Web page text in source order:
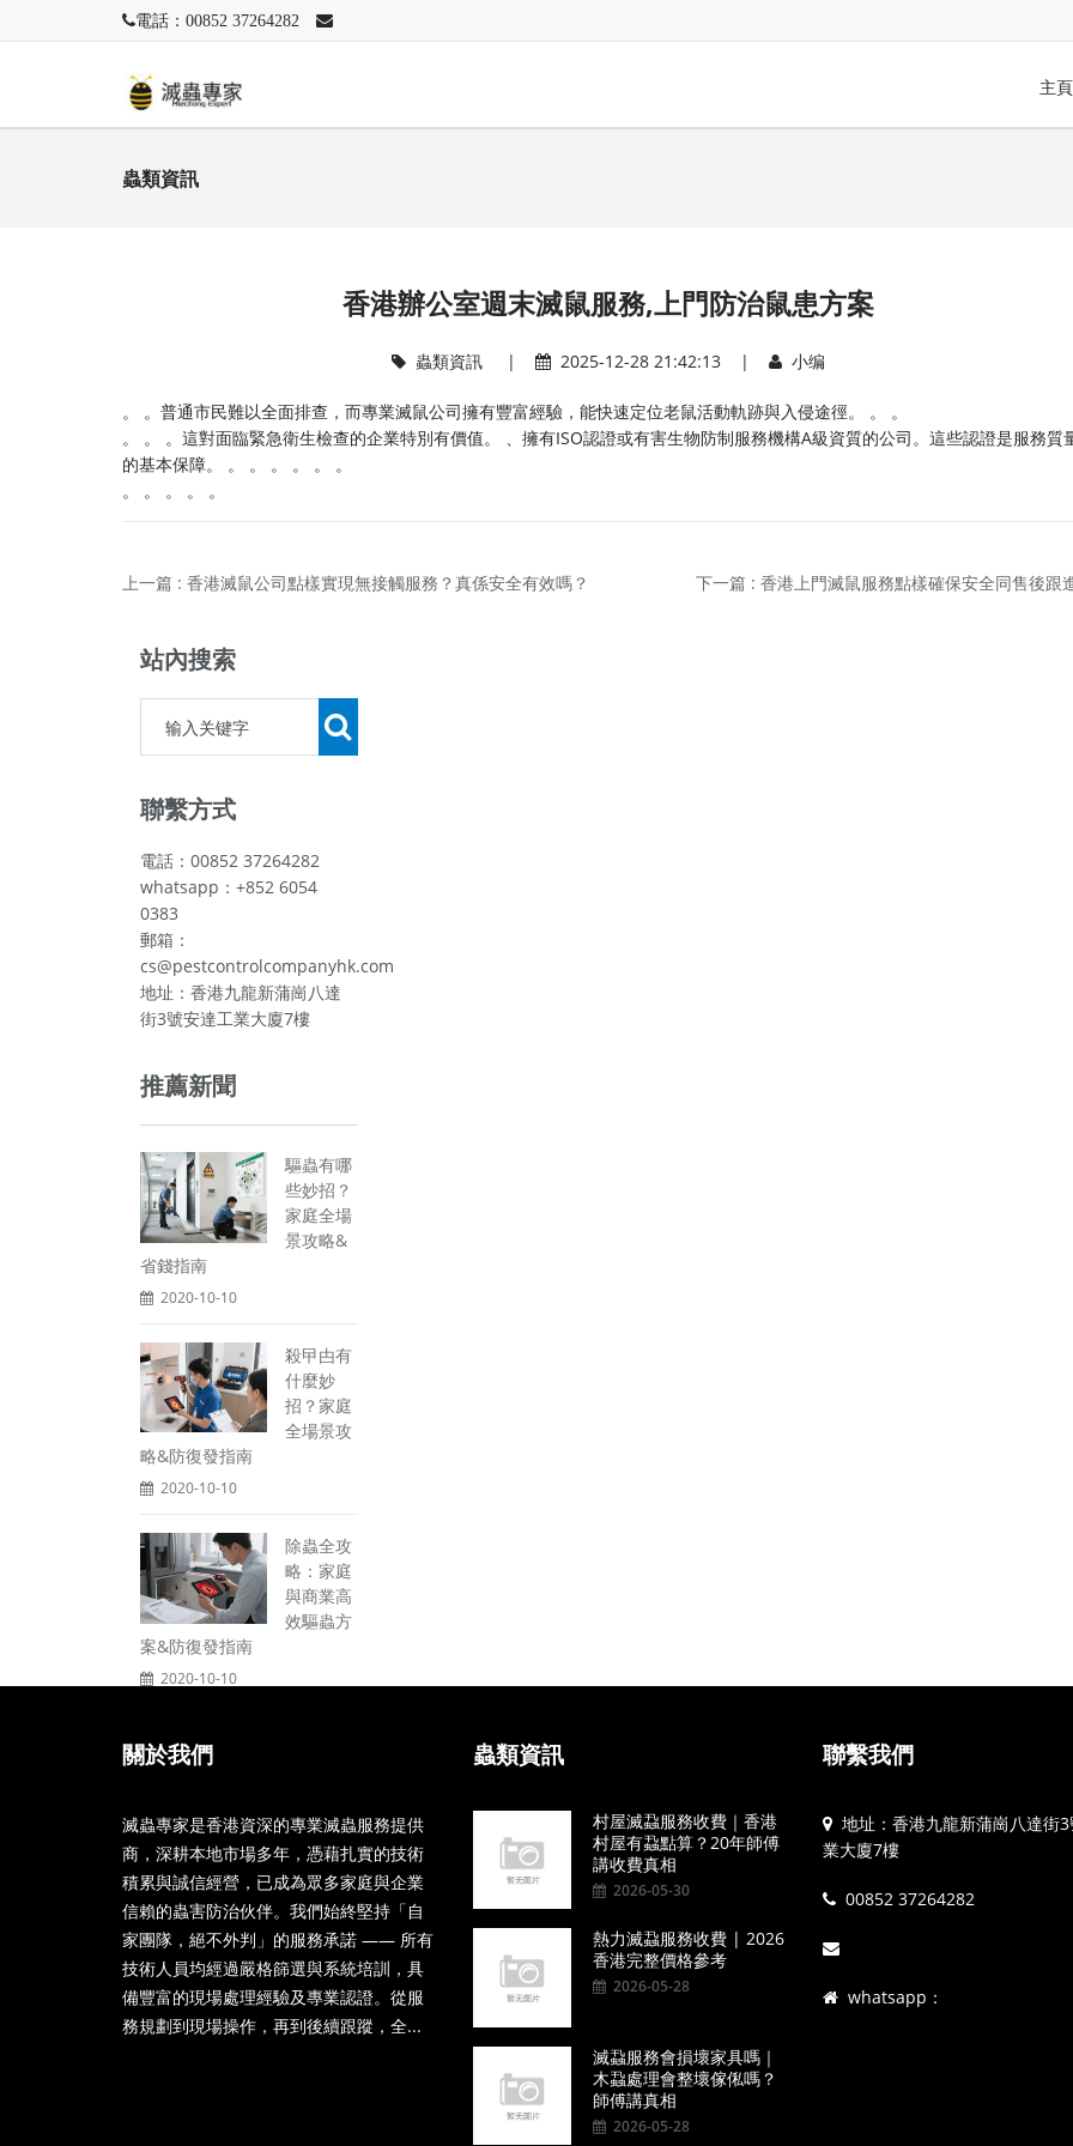
電話：00852 37264282
主頁
蟲類資訊
香港辦公室週末滅鼠服務,上門防治鼠患方案
蟲類資訊 | 2025-12-28 21:42:13 | 小编
。 。普通市民難以全面排查，而專業滅鼠公司擁有豐富經驗，能快速定位老鼠活動軌跡與入侵途徑。 。 。
。 。 。這對面臨緊急衛生檢查的企業特別有價值。 、擁有ISO認證或有害生物防制服務機構A級資質的公司。這些認證是服務質
的基本保障。 。 。 。 。 。 。
。 。 。 。 。
上一篇 : 香港滅鼠公司點樣實現無接觸服務？真係安全有效嗎？ 下一篇 : 香港上門滅鼠服務點樣確保安全同售後跟
站內搜索
聯繫方式
電話：00852 37264282
whatsapp：+852 6054
0383
郵箱：
cs@pestcontrolcompanyhk.com
地址：香港九龍新蒲崗八達
街3號安達工業大廈7樓
推薦新聞
驅蟲有哪
些妙招？
家庭全場
景攻略&
省錢指南
2020-10-10
殺曱甴有
什麼妙
招？家庭
全場景攻
略&防復發指南
2020-10-10
除蟲全攻
略：家庭
與商業高
效驅蟲方
案&防復發指南
2020-10-10
關於我們
滅蟲專家是香港資深的專業滅蟲服務提供
商，深耕本地市場多年，憑藉扎實的技術
積累與誠信經營，已成為眾多家庭與企業
信賴的蟲害防治伙伴。我們始終堅持「自
家團隊，絕不外判」的服務承諾 —— 所有
技術人員均經過嚴格篩選與系統培訓，具
備豐富的現場處理經驗及專業認證。從服
務規劃到現場操作，再到後續跟蹤，全...
蟲類資訊
村屋滅蝨服務收費｜香港
村屋有蝨點算？20年師傅
講收費真相
2026-05-30
熱力滅蝨服務收費 | 2026
香港完整價格參考
2026-05-28
滅蝨服務會損壞家具嗎｜
木蝨處理會整壞傢俬嗎？
師傅講真相
2026-05-28
聯繫我們
地址：香港九龍新蒲崗八達街
業大廈7樓
00852 37264282
whatsapp：